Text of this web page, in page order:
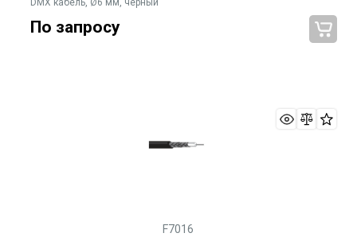
По запросу
F7016